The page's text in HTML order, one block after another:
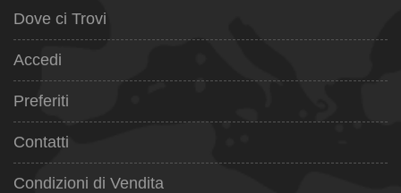
Dove ci Trovi
Accedi
Preferiti
Contatti
Condizioni di Vendita